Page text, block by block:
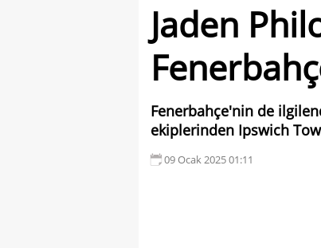
Jaden
Fenerbahçe'nin de
ekiplerinden Ipswich
09 Ocak 2025 01:11